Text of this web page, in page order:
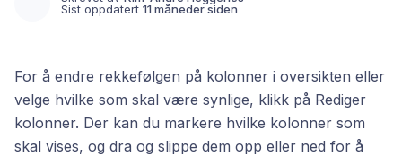
Sist oppdatert 11 måneder siden
For å endre rekkefølgen på kolonner i oversikten eller
velge hvilke som skal være synlige, klikk på Rediger
kolonner. Der kan du markere hvilke kolonner som
skal vises, og dra og slippe dem opp eller ned for å